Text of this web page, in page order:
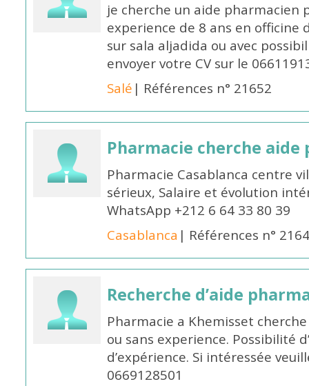
je cherche un aide pharmacien
experience de 8 ans en
sur sala aljadida ou avec
envoyer votre CV sur le
Salé | Références n° 21652
Pharmacie cherche aide
Pharmacie Casablanca centre
sérieux, Salaire et évolution
WhatsApp +212 6 64 33 80 39
Casablanca | Références n°
Recherche d’aide
Pharmacie a Khemisset
ou sans experience. Possibilité
d’expérience. Si intéressée
0669128501